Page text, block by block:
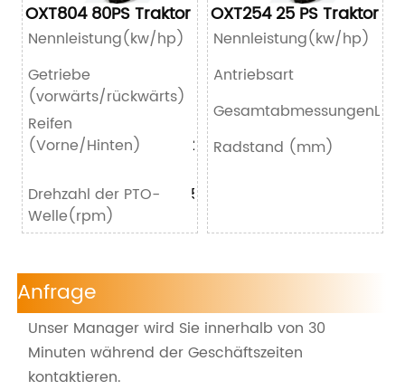
OXT804 80PS Traktor
Nennleistung(kw/hp)
66.2/80
Getriebe
(vorwärts/rückwärts)
12+12
Reifen
(Vorne/Hinten)
24/14.9-
Drehzahl der PTO-
Welle(rpm)
540/760
OXT254 25 PS Traktor
Nennleistung(kw/hp)
Antriebsart
Radstand (mm)
Anfrage
Unser Manager wird Sie innerhalb von 30
Minuten während der Geschäftszeiten
kontaktieren.